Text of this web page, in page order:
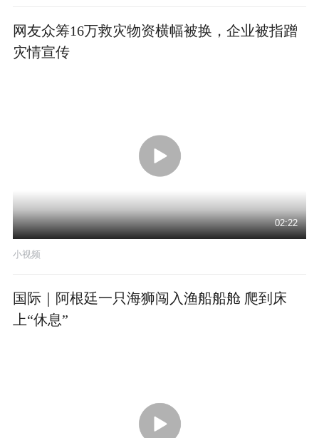
网友众筹16万救灾物资横幅被换，企业被指蹭
灾情宣传
02:22
小视频
国际｜阿根廷一只海狮闯入渔船船舱 爬到床
上“休息”